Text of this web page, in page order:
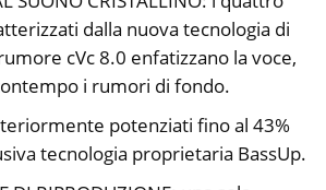
dalla nuova tecnologia di
cVc 8.0 enfatizzano la voce,
i rumori di fondo.
potenziati fino al 43%
tecnologia proprietaria BassUp.